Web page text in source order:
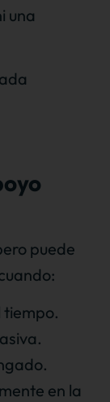
una
puede
tiempo.
en la